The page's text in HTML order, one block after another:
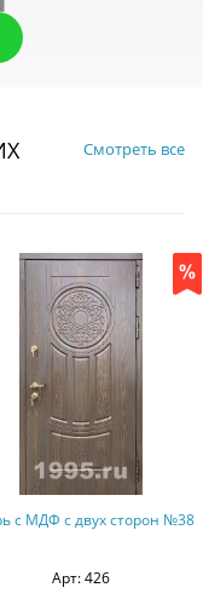
Смотреть все
с МДФ с двух сторон №38
Арт: 426